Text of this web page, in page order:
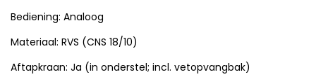
Bediening: Analoog
Materiaal: RVS (CNS 18/10)
Aftapkraan: Ja (in onderstel; incl. vetopvangbak)